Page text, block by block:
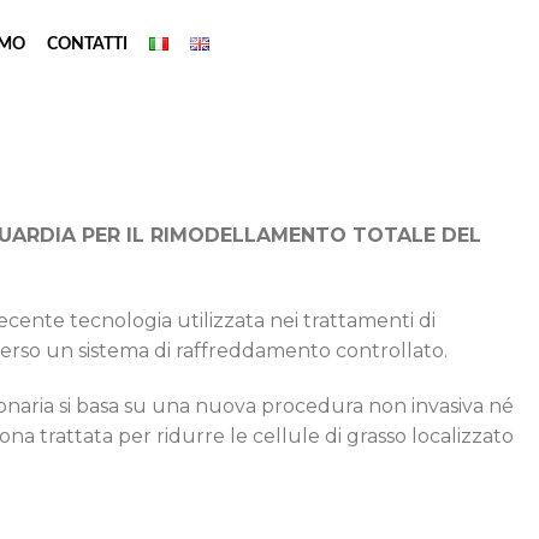
CONTATTI
PER IL RIMODELLAMENTO TOTALE DEL
tecnologia utilizzata nei trattamenti di
un sistema di raffreddamento controllato.
si basa su una nuova procedura non invasiva né
trattata per ridurre le cellule di grasso localizzato